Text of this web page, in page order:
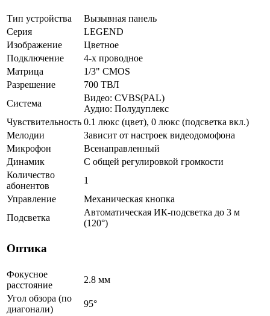
Тип устройства
Вызывная панель
Серия
LEGEND
Изображение
Цветное
Подключение
4-х проводное
Матрица
1/3" CMOS
Разрешение
700 ТВЛ
Система
Видео: CVBS(PAL)
Аудио: Полудуплекс
Чувствительность 0.1 люкс (цвет), 0 люкс (подсветка вкл.)
Мелодии
Зависит от настроек видеодомофона
Микрофон
Всенаправленный
Динамик
С общей регулировкой громкости
Количество
абонентов
1
Управление
Механическая кнопка
Подсветка
Автоматическая ИК-подсветка до 3 м
(120°)
Оптика
Фокусное
расстояние
2.8 мм
Угол обзора (по
диагонали)
95°